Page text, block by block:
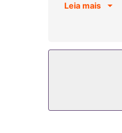
lhe estar sempre
adicionais
Para recarregar
uma cafetaria
Leia mais